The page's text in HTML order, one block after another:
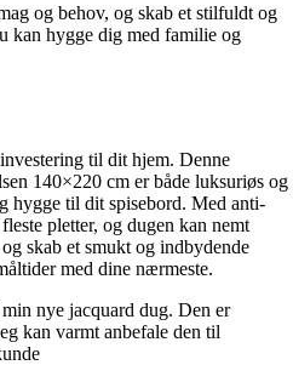
og behov, og skab et stilfuldt og
kan hygge dig med familie og
til dit hjem. Denne
140×220 cm er både luksuriøs og
hygge til dit spisebord. Med anti-
pletter, og dugen kan nemt
skab et smukt og indbydende
med dine nærmeste.
nye jacquard dug. Den er
kan varmt anbefale den til